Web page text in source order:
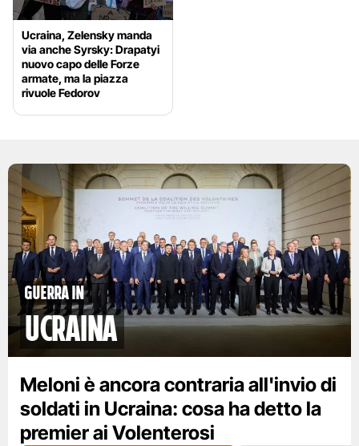
Ucraina, Zelensky manda
via anche Syrsky: Drapatyi
nuovo capo delle Forze
armate, ma la piazza
rivuole Fedorov
Guerra in
Ucraina
Meloni è ancora contraria all'invio di
soldati in Ucraina: cosa ha detto la
premier ai Volenterosi